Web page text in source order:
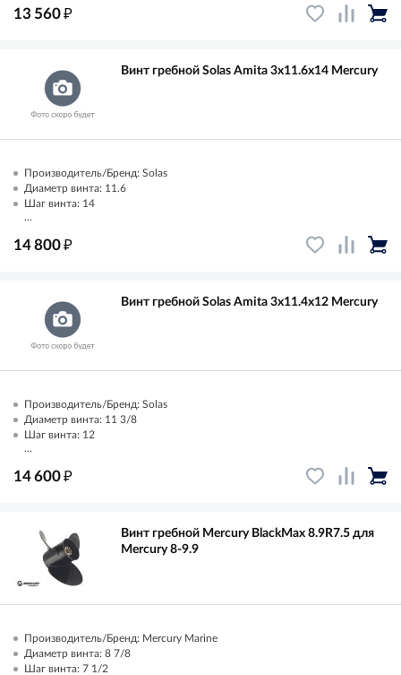
13 560₽
Винт гребной Solas Amita 3x11.6x14 Mercury
Производитель/Бренд: Solas
Диаметр винта: 11.6
Шаг винта: 14
...
14 800₽
Винт гребной Solas Amita 3x11.4x12 Mercury
Производитель/Бренд: Solas
Диаметр винта: 11 3/8
Шаг винта: 12
...
14 600₽
Винт гребной Mercury BlackMax 8.9R7.5 для
Mercury 8-9.9
Производитель/Бренд: Mercury Marine
Диаметр винта: 8 7/8
Шаг винта: 7 1/2